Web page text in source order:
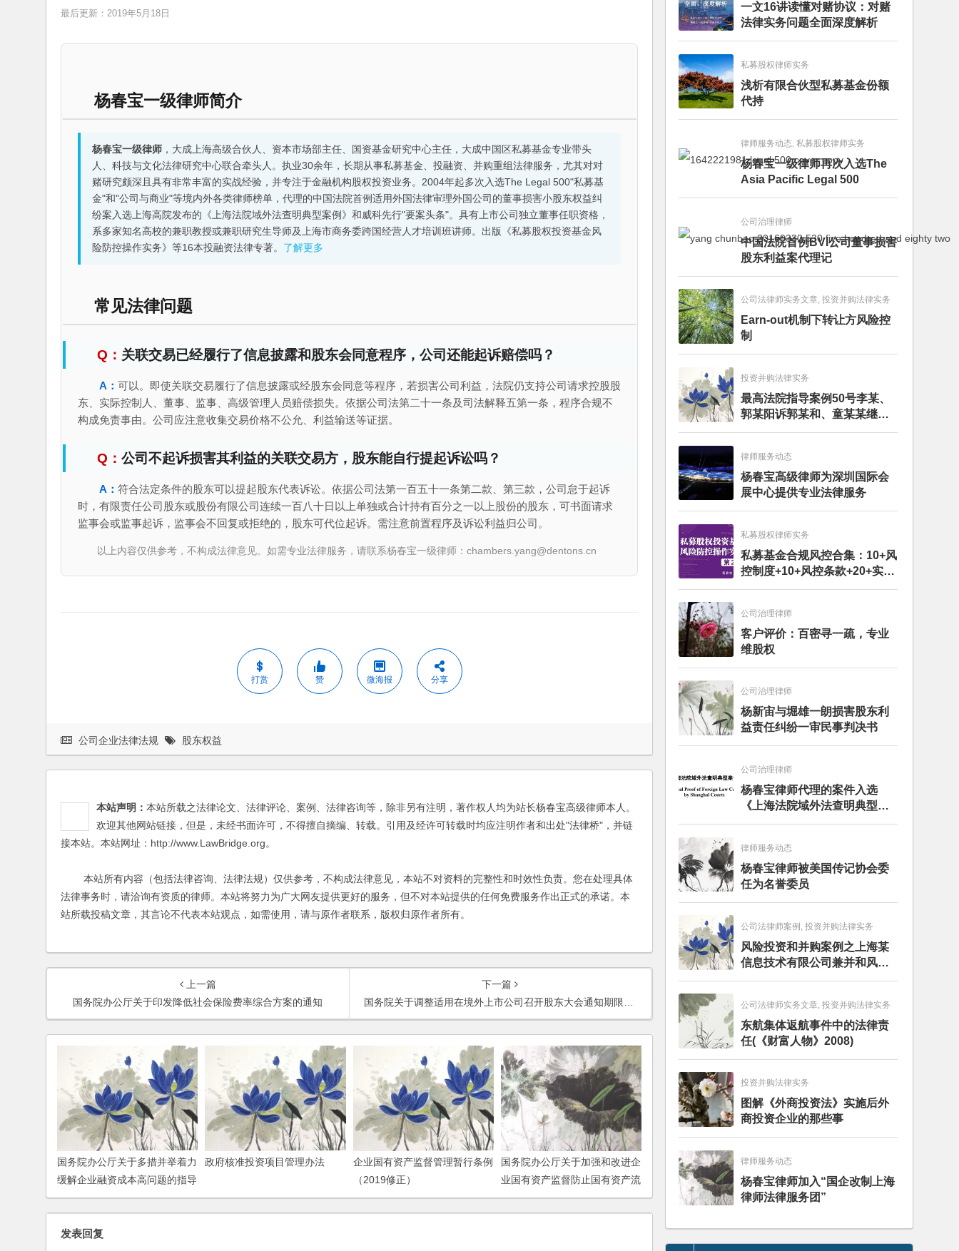
最后更新：2019年5月18日
杨春宝一级律师简介
杨春宝一级律师，大成上海高级合伙人、资本市场部主任、国资基金研究中心主任，大成中国区私募基金专业带头
人、科技与文化法律研究中心联合牵头人。执业30余年，长期从事私募基金、投融资、并购重组法律服务，尤其对对
赌研究颇深且具有非常丰富的实战经验，并专注于金融机构股权投资业务。2004年起多次入选The Legal 500"私募基
金"和"公司与商业"等境内外各类律师榜单，代理的中国法院首例适用外国法律审理外国公司的董事损害小股东权益纠
纷案入选上海高院发布的《上海法院域外法查明典型案例》和威科先行"要案头条"。具有上市公司独立董事任职资格，
系多家知名高校的兼职教授或兼职研究生导师及上海市商务委跨国经营人才培训班讲师。出版《私募股权投资基金风
险防控操作实务》等16本投融资法律专著。 了解更多
常见法律问题
关联交易已经履行了信息披露和股东会同意程序，公司还能起诉赔偿吗？
可以。即使关联交易履行了信息披露或经股东会同意等程序，若损害公司利益，法院仍支持公司请求控股股
东、实际控制人、董事、监事、高级管理人员赔偿损失。依据公司法第二十一条及司法解释五第一条，程序合规不
构成免责事由。公司应注意收集交易价格不公允、利益输送等证据。
公司不起诉损害其利益的关联交易方，股东能自行提起诉讼吗？
符合法定条件的股东可以提起股东代表诉讼。依据公司法第一百五十一条第二款、第三款，公司怠于起诉
时，有限责任公司股东或股份有限公司连续一百八十日以上单独或合计持有百分之一以上股份的股东，可书面请求
监事会或监事起诉，监事会不回复或拒绝的，股东可代位起诉。需注意前置程序及诉讼利益归公司。
以上内容仅供参考，不构成法律意见。如需专业法律服务，请联系杨春宝一级律师：chambers.yang@dentons.cn
打赏 赞 微海报 分享
公司企业法律法规 股东权益
本站声明： 本站所载之法律论文、法律评论、案例、法律咨询等，除非另有注明，著作权人均为站长杨春宝高级律师本人。
欢迎其他网站链接，但是，未经书面许可，不得擅自摘编、转载。引用及经许可转载时均应注明作者和出处"法律桥"，并链
接本站。本站网址：http://www.LawBridge.org。
本站所有内容（包括法律咨询、法律法规）仅供参考，不构成法律意见，本站不对资料的完整性和时效性负责。您在处理具体
法律事务时，请洽询有资质的律师。本站将努力为广大网友提供更好的服务，但不对本站提供的任何免费服务作出正式的承诺。本
站所载投稿文章，其言论不代表本站观点，如需使用，请与原作者联系，版权归原作者所有。
上一篇
国务院办公厅关于印发降低社会保险费率综合方案的通知
下一篇
国务院关于调整适用在境外上市公司召开股东大会通知期限等事项规定的批复
国务院办公厅关于多措并举着力
缓解企业融资成本高问题的指导
意见
政府核准投资项目管理办法
企业国有资产监督管理暂行条例
（2019修正）
国务院办公厅关于加强和改进企
业国有资产监督防止国有资产流
失的意见
发表回复
一文16讲读懂对赌协议：对赌
法律实务问题全面深度解析
私募股权律师实务
浅析有限合伙型私募基金份额
代持
律师服务动态, 私募股权律师实务
杨春宝一级律师再次入选The
Asia Pacific Legal 500
公司治理律师
中国法院首例BVI公司董事损害
股东利益案代理记
公司法律师实务文章, 投资并购法律实务
Earn-out机制下转让方风险控
制
投资并购法律实务
最高法院指导案例50号李某、
郭某阳诉郭某和、童某某继承
纠纷案
律师服务动态
杨春宝高级律师为深圳国际会
展中心提供专业法律服务
私募股权律师实务
私募基金合规风控合集：10+风
控制度+10+风控条款+20+实务
文章+每月动态
公司治理律师
客户评价：百密寻一疏，专业
维股权
公司治理律师
杨新宙与堀雄一朗损害股东利
益责任纠纷一审民事判决书
公司治理律师
杨春宝律师代理的案件入选
《上海法院域外法查明典型案
例》
律师服务动态
杨春宝律师被美国传记协会委
任为名誉委员
公司法律师案例, 投资并购法律实务
风险投资和并购案例之上海某
信息技术有限公司兼并和风险
投资服务
公司法律师实务文章, 投资并购法律实务
东航集体返航事件中的法律责
任(《财富人物》2008)
投资并购法律实务
图解《外商投资法》实施后外
商投资企业的那些事
律师服务动态
杨春宝律师加入“国企改制上海
律师法律服务团”